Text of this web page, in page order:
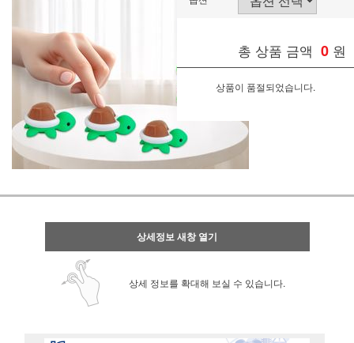
총 상품 금액 0 원
상품이 품절되었습니다.
상세정보 새창 열기
상세 정보를 확대해 보실 수 있습니다.